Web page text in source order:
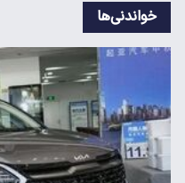
خواندنی‌ها